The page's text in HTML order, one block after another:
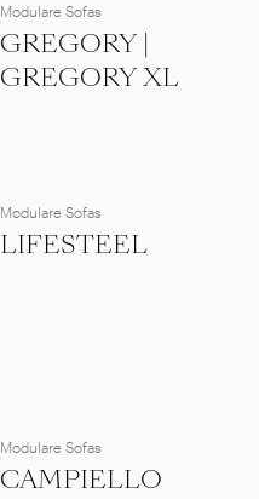
Modulare Sofas
GREGORY |
GREGORY XL
Modulare Sofas
LIFESTEEL
Modulare Sofas
CAMPIELLO